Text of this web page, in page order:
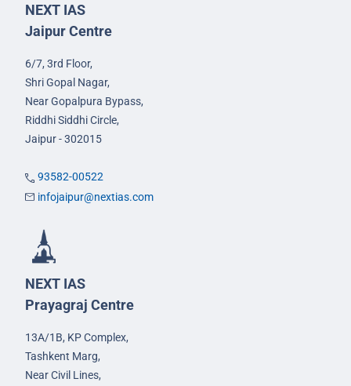
NEXT IAS
Jaipur Centre
6/7, 3rd Floor,
Shri Gopal Nagar,
Near Gopalpura Bypass,
Riddhi Siddhi Circle,
Jaipur - 302015
93582-00522
infojaipur@nextias.com
NEXT IAS
Prayagraj Centre
13A/1B, KP Complex,
Tashkent Marg,
Near Civil Lines,